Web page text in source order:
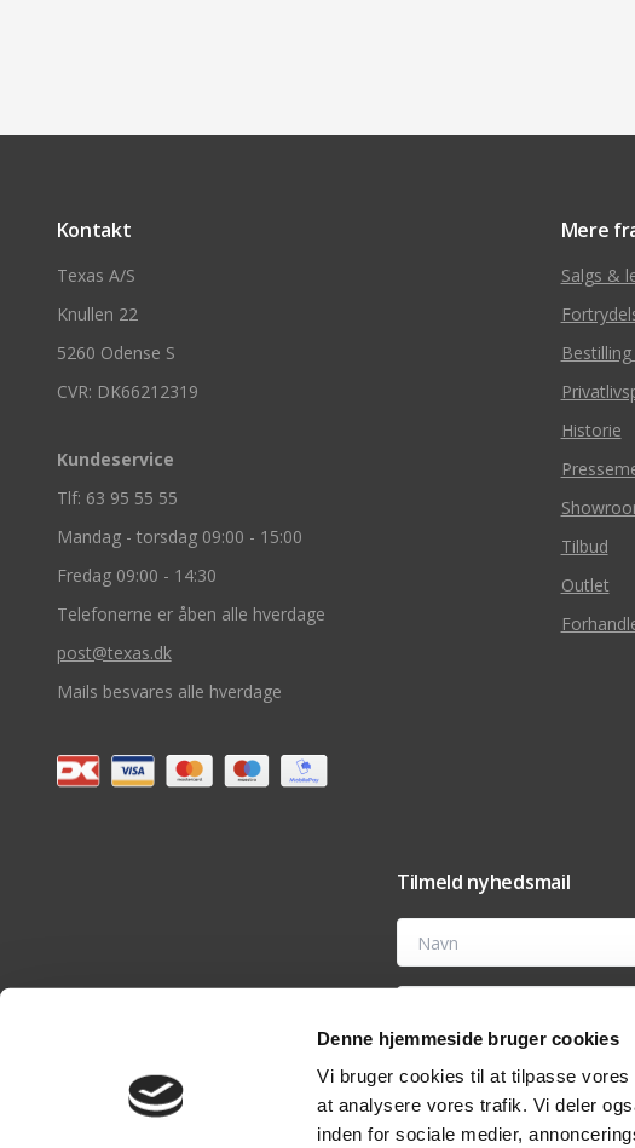
Denne hjemmeside bruger cookies
Vi bruger cookies til at tilpasse
at analysere vores trafik. Vi deler
inden for sociale medier,
Kontakt
Texas A/S
Knullen 22
5260 Odense S
CVR: DK66212319
Kundeservice
Tlf: 63 95 55 55
Mandag - torsdag 09:00 - 15:00
Fredag 09:00 - 14:30
Telefonerne er åben alle hverdage
post@texas.dk
Mails besvares alle hverdage
Mere
Salgs &
Historie
Tilbud
Outlet
Tilmeld nyhedsmail
Navn
tilbehør og vedligeholdelse hertil
nyhedsmail eller ved at kontakte
analyseværktøjer til at optimere
rettigheder i vores
privatlivspolitik